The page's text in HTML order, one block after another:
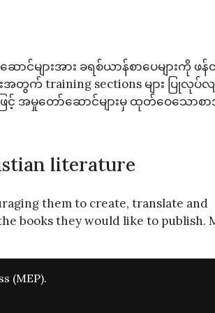
င်များအား ခရစ်ယာန်စာပေများကို ဖန်
အတွက် training sections များ ပြုလုပ်
ြင့် အမှုတော်ဆောင်များမှ ထုတ်ဝေသောစ
literature
them to create, translate and
books they would like to publish.
(MEP).